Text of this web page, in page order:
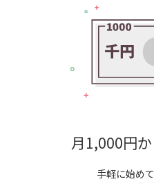
月1,000円
手軽に始め